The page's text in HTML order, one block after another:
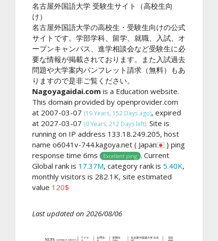
名古屋外国語大学 受験生サイト（高校生向
け）
名古屋外国語大学の高校生・受験生向けの公式
サイトです。学部学科、留学、就職、入試、オ
ープンキャンパス、進学相談会など受験生に必
要な情報が掲載されております。また入試過去
問題や大学案内パンフレット請求（無料）もあ
りますので是非ご覧ください。
Nagoyagaidai.com is a Education website.
This domain provided by openprovider.com
at 2007-03-07 (19 Years, 152 Days ago), expired
at 2027-03-07 (0 Years, 212 Days left). Site is
running on IP address 133.18.249.205, host
name o6041v-744.kagoya.net ( Japan
) ping
response time 6ms
Excellent ping . Current
Global rank is 17.37M, category rank is 5.40K,
monthly visitors is 282.1K, site estimated
value 120$
Last updated on 2026/08/06